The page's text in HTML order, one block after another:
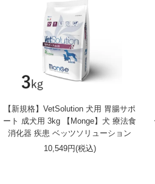
【新規格】VetSolution 犬用 胃腸サポ
ート 成犬用 3kg 【Monge】犬 療法食
消化器 疾患 ベッツソリューション
10,549円(税込)